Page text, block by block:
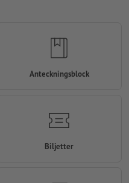
Anteckningsblock
Biljetter